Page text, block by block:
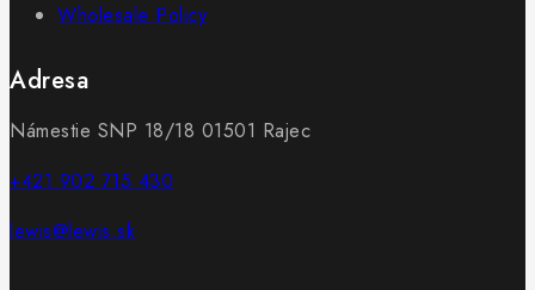
Wholesale Policy
Adresa
Námestie SNP 18/18 01501 Rajec
+421 902 715 430
lewis@lewis.sk